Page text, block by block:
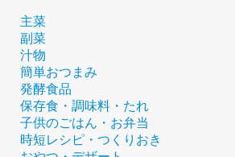
主菜
副菜
汁物
簡単おつまみ
発酵食品
保存食・調味料・たれ
子供のごはん・お弁当
時短レシピ・つくりおき